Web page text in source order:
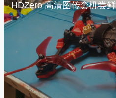
HDZero 高清图传套机尝鲜